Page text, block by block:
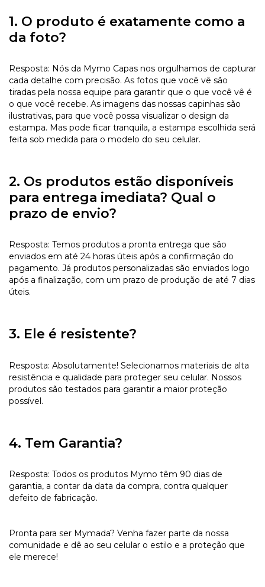
1. O produto é exatamente como a
da foto?
Resposta: Nós da Mymo Capas nos orgulhamos de capturar
cada detalhe com precisão. As fotos que você vê são
tiradas pela nossa equipe para garantir que o que você vê é
o que você recebe. As imagens das nossas capinhas são
ilustrativas, para que você possa visualizar o design da
estampa. Mas pode ficar tranquila, a estampa escolhida será
feita sob medida para o modelo do seu celular.
2. Os produtos estão disponíveis
para entrega imediata? Qual o
prazo de envio?
Resposta: Temos produtos a pronta entrega que são
enviados em até 24 horas úteis após a confirmação do
pagamento. Já produtos personalizadas são enviados logo
após a finalização, com um prazo de produção de até 7 dias
úteis.
3. Ele é resistente?
Resposta: Absolutamente! Selecionamos materiais de alta
resistência e qualidade para proteger seu celular. Nossos
produtos são testados para garantir a maior proteção
possível.
4. Tem Garantia?
Resposta: Todos os produtos Mymo têm 90 dias de
garantia, a contar da data da compra, contra qualquer
defeito de fabricação.
Pronta para ser Mymada? Venha fazer parte da nossa
comunidade e dê ao seu celular o estilo e a proteção que
ele merece!